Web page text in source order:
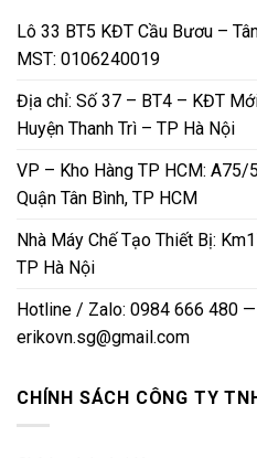
Lô 33 BT5 KĐT Cầu Bươu –
MST: 0106240019
Địa chỉ: Số 37 – BT4 – KĐT
Huyện Thanh Trì – TP Hà Nội
VP – Kho Hàng TP HCM:
Quận Tân Bình, TP HCM
Nhà Máy Chế Tạo Thiết Bị:
TP Hà Nội
Hotline / Zalo: 0984 666 480 —
erikovn.sg@gmail.com
CHÍNH SÁCH CÔNG TY